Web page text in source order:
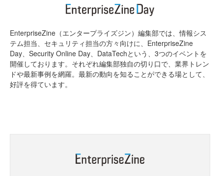
EnterpriseZine（エンタープライズジン）編集部では、情報シス
テム担当、セキュリティ担当の方々向けに、EnterpriseZine
Day、Security Online Day、DataTechという、3つのイベントを
開催しております。それぞれ編集部独自の切り口で、業界トレン
ドや最新事例を網羅。最新の動向を知ることができる場として、
好評を得ています。